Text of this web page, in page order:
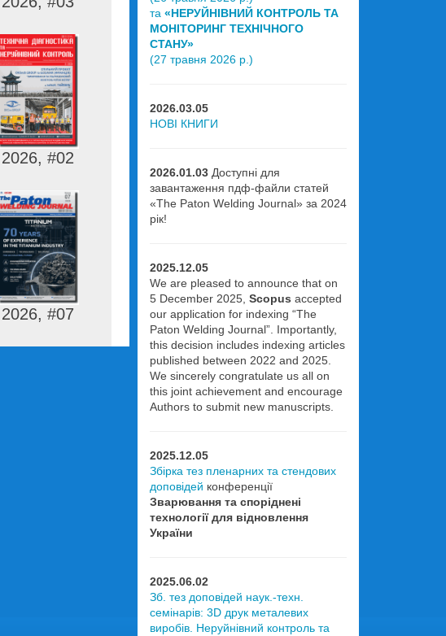
2026, #02
2026, #07
та «НЕРУЙНІВНИЙ КОНТРОЛЬ ТА
МОНІТОРИНГ ТЕХНІЧНОГО
СТАНУ»
(27 травня 2026 р.)
2026.03.05
НОВІ КНИГИ
2026.01.03Доступні для
завантаження пдф-файли статей
«The Paton Welding Journal» за 2024
рік!
2025.12.05
We are pleased to announce that on
5 December 2025, Scopus accepted
our application for indexing “The
Paton Welding Journal”. Importantly,
this decision includes indexing articles
published between 2022 and 2025.
We sincerely congratulate us all on
this joint achievement and encourage
Authors to submit new manuscripts.
2025.12.05
Збірка тез пленарних та стендових
доповідей конференції
Зварювання та споріднені
технології для відновлення
України
2025.06.02
Зб. тез доповідей наук.-техн.
семінарів: 3D друк металевих
виробів. Неруйнівний контроль та